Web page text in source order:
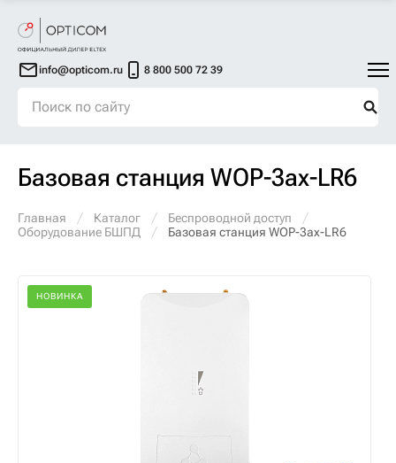
info@opticom.ru 8 800 500 72 39
Базовая станция WOP-3ax-LR6
Главная Каталог
Беспроводной доступ
Оборудование БШПД
Базовая станция WOP-3ax-LR6
НОВИНКА